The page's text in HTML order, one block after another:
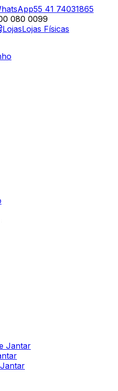
55 41 74031865
080 0099
LojasLojas Físicas
Jantar